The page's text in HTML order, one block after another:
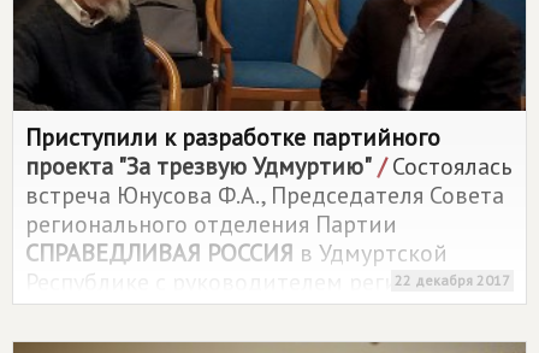
Приступили к разработке партийного
проекта "За трезвую Удмуртию"/Состоялась
встреча Юнусова Ф.А., Председателя Совета
регионального отделения Партии
СПРАВЕДЛИВАЯ РОССИЯ в Удмуртской
Республике с руководителем регионального
общественного движения "За трезвую
Удмуртию" Январским Н.В..
22 декабря 2017